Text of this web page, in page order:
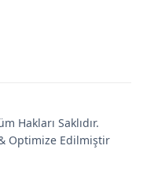
Hakları Saklıdır.
Optimize Edilmiştir